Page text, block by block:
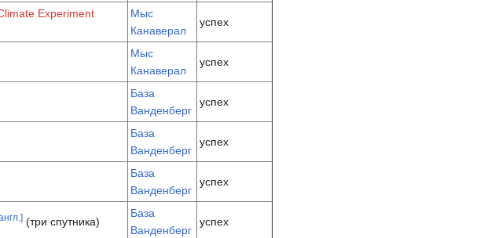
Experiment
Мыс
Канаверал
успех
Мыс
Канаверал
успех
База
Ванденберг
успех
База
Ванденберг
успех
База
Ванденберг
успех
(три спутника)
База
Ванденберг
успех